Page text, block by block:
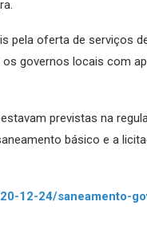
pela oferta de serviços
governos locais com
previstas na
básico e a
12-24/saneamento-